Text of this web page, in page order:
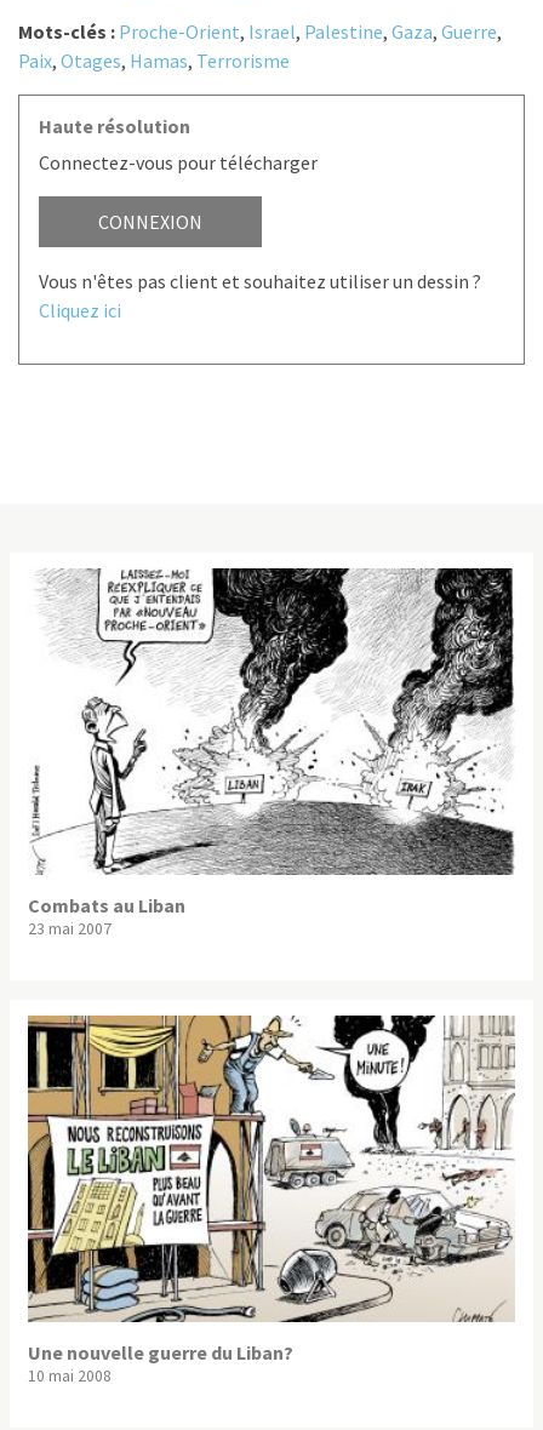
Mots-clés : Proche-Orient, Israel, Palestine, Gaza, Guerre,
Paix, Otages, Hamas, Terrorisme
Haute résolution
Connectez-vous pour télécharger
CONNEXION
Vous n'êtes pas client et souhaitez utiliser un dessin ?
Cliquez ici
Combats au Liban
23 mai 2007
Une nouvelle guerre du Liban?
10 mai 2008